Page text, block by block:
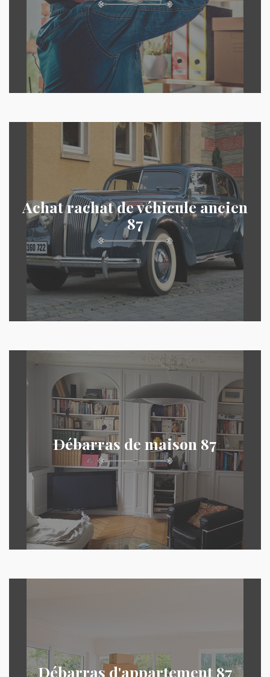
Achat rachat de véhicule ancien
87
Débarras de maison 87
Débarras d'appartement 87